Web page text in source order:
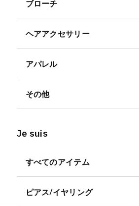
ブローチ
ヘアアクセサリー
アパレル
その他
Je suis
すべてのアイテム
ピアス/イヤリング